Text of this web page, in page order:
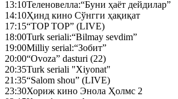
13:10Теленовелла:“Буни ҳаёт дейдилар”
14:10Ҳинд кино Сўнгги ҳақиқат
17:15“TOP TOP” (LIVE)
18:00Turk seriali:“Bilmay sevdim”
19:00Milliy serial:“Зобит”
20:00“Ovoza” dasturi (22)
20:35Turk seriali "Xiyonat"
21:35“Salom shou” (LIVE)
23:30Хориж кино Энола Ҳолмс 2